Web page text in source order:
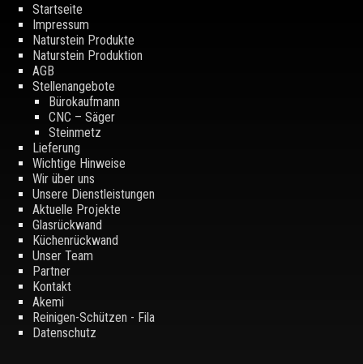
Startseite
Impressum
Naturstein Produkte
Naturstein Produktion
AGB
Stellenangebote
Bürokaufmann
CNC – Säger
Steinmetz
Lieferung
Wichtige Hinweise
Wir über uns
Unsere Dienstleistungen
Aktuelle Projekte
Glasrückwand
Küchenrückwand
Unser Team
Partner
Kontakt
Akemi
Reinigen-Schützen - Fila
Datenschutz